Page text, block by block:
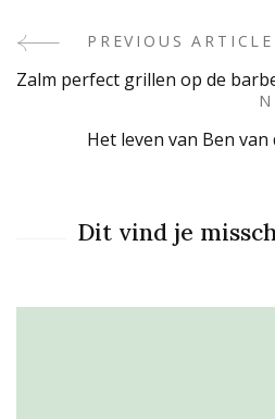
Post
Navigation
PREVIOUS ARTICLE
Zalm perfect grillen op de
Het leven van Ben
Dit vind je